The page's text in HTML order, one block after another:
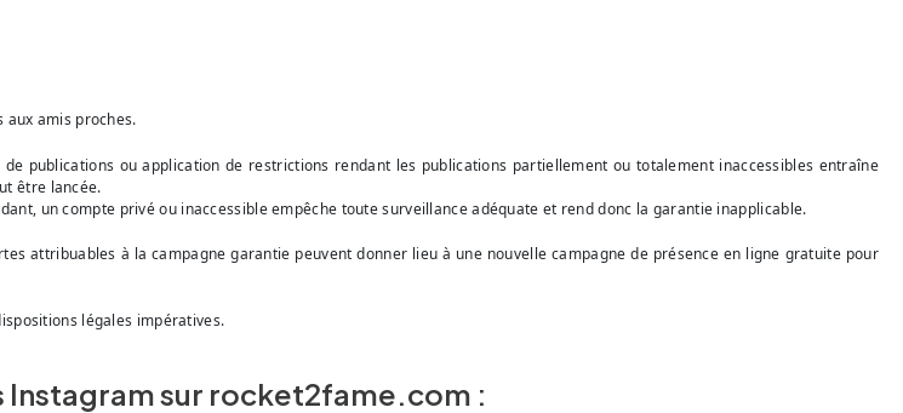
aux amis proches.
publications ou application de restrictions rendant les publications partiellement ou totalement inaccessibles entraîne
être lancée.
un compte privé ou inaccessible empêche toute surveillance adéquate et rend donc la garantie inapplicable.
attribuables à la campagne garantie peuvent donner lieu à une nouvelle campagne de présence en ligne gratuite pour
légales impératives.
sur rocket2fame.com :